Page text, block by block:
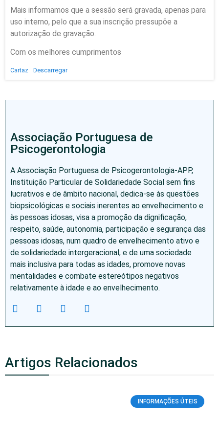
Mais informamos que a sessão será gravada, apenas para
uso interno, pelo que a sua inscrição pressupõe a
autorização de gravação.
Com os melhores cumprimentos
Cartaz Descarregar
Associação Portuguesa de
Psicogerontologia
A Associação Portuguesa de Psicogerontologia-APP,
Instituição Particular de Solidariedade Social sem fins
lucrativos e de âmbito nacional, dedica-se às questões
biopsicológicas e sociais inerentes ao envelhecimento e
às pessoas idosas, visa a promoção da dignificação,
respeito, saúde, autonomia, participação e segurança das
pessoas idosas, num quadro de envelhecimento ativo e
de solidariedade intergeracional, e de uma sociedade
mais inclusiva para todas as idades, promove novas
mentalidades e combate estereótipos negativos
relativamente à idade e ao envelhecimento.
Artigos Relacionados
INFORMAÇÕES ÚTEIS